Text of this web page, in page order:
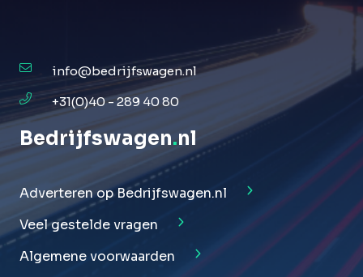
info@bedrijfswagen.nl
+31(0)40 - 289 40 80
Bedrijfswagen.nl
Adverteren op Bedrijfswagen.nl
Veel gestelde vragen
Algemene voorwaarden